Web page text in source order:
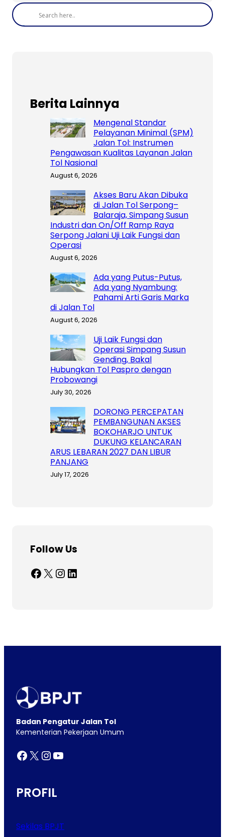
Berita Lainnya
Mengenal Standar
Pelayanan Minimal (SPM)
Jalan Tol: Instrumen
Pengawasan Kualitas Layanan Jalan
Tol Nasional
August 6, 2026
Akses Baru Akan Dibuka
di Jalan Tol Serpong–
Balaraja, Simpang Susun
Industri dan On/Off Ramp Raya
Serpong Jalani Uji Laik Fungsi dan
Operasi
August 6, 2026
Ada yang Putus-Putus,
Ada yang Nyambung:
Pahami Arti Garis Marka
di Jalan Tol
August 6, 2026
Uji Laik Fungsi dan
Operasi Simpang Susun
Gending, Bakal
Hubungkan Tol Paspro dengan
Probowangi
July 30, 2026
DORONG PERCEPATAN
PEMBANGUNAN AKSES
BOKOHARJO UNTUK
DUKUNG KELANCARAN
ARUS LEBARAN 2027 DAN LIBUR
PANJANG
July 17, 2026
Follow Us
Facebook X InstagramLinkedIn
Badan Pengatur Jalan Tol
Kementerian Pekerjaan Umum
Facebook X InstagramYouTube
PROFIL
Sekilas BPJT